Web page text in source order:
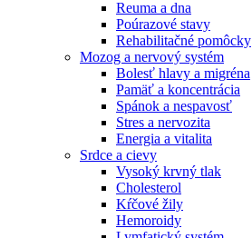
Reuma a dna
Poúrazové stavy
Rehabilitačné pomôcky
Mozog a nervový systém
Bolesť hlavy a migréna
Pamäť a koncentrácia
Spánok a nespavosť
Stres a nervozita
Energia a vitalita
Srdce a cievy
Vysoký krvný tlak
Cholesterol
Kŕčové žily
Hemoroidy